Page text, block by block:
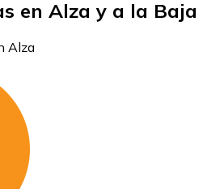
en Alza y a la Baja
Alza